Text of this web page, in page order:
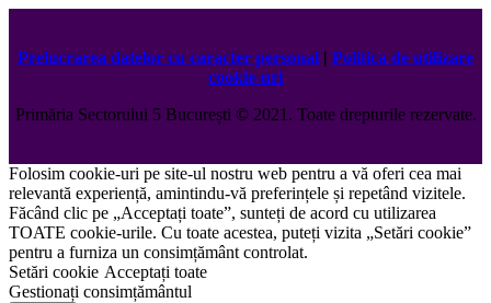
Prelucrarea datelor cu caracter personal | Politica de utilizare
cookie-uri
Primăria Sectorului 5 București ©️2021. Toate drepturile rezervate.
Folosim cookie-uri pe site-ul nostru web pentru a vă oferi cea mai
relevantă experiență, amintindu-vă preferințele și repetând vizitele.
Făcând clic pe „Acceptați toate”, sunteți de acord cu utilizarea
TOATE cookie-urile. Cu toate acestea, puteți vizita „Setări cookie”
pentru a furniza un consimțământ controlat.
Setări cookie Acceptați toate
Gestionați consimțământul